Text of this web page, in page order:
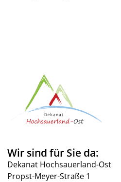
Wir sind für Sie da:
Dekanat Hochsauerland-Ost
Propst-Meyer-Straße 1